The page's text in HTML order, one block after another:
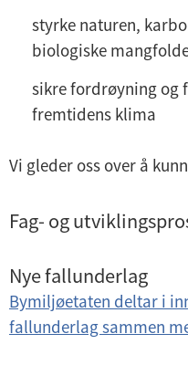
styrke naturen,
biologiske
sikre fordrøyning og
fremtidens klima
Vi gleder oss over å
Fag- og
Nye fallunderlag
Bymiljøetaten deltar i
fallunderlag sammen